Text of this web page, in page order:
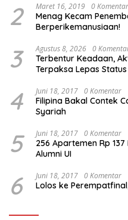
2 Maret 16, 2019 0 Komentar
Menag Kecam
Berperikemanusiaan!
3 Agustus 8, 2026 0
Terbentur Keadaan,
Terpaksa Lepas
4 Juni 18, 2017 0 Komentar
Filipina Bakal Contek
Syariah
5 Juni 18, 2017 0 Komentar
256 Apartemen Rp
Alumni UI
6 Juni 18, 2017 0 Komentar
Lolos ke